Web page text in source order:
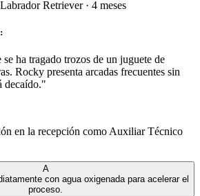
Labrador Retriever· 4 meses
ha tragado trozos de un juguete de
Rocky presenta arcadas frecuentes sin
decaído."
en la recepción como Auxiliar Técnico
A
con agua oxigenada para acelerar el
proceso.